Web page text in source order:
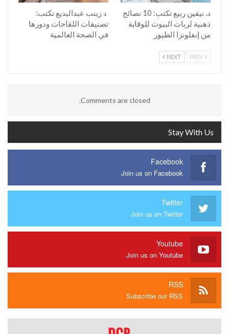
د. نيفين ربيع تكتب: 10 نصائح
ذهبية لربات البيوت للوقاية
من إنفلونزا الطيور
د زينب عبدالبديع تكتب:
تصنيفات اللقاحات ودورها
في الصحة العالمية
NEXT
Comments are closed.
Stay With Us
Facebook
Join us on Facebook
Twitter
Join us on Twitter
Youtube
Join us on Youtube
RSS
Subscribe our RSS